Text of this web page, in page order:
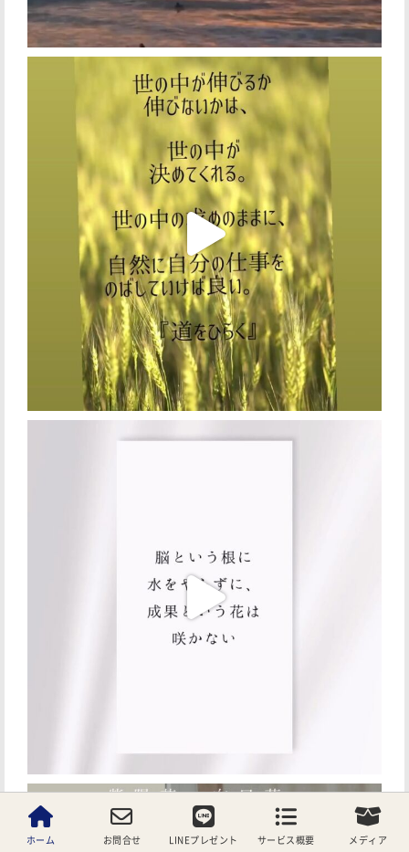
ホーム お問合せ LINEプレゼント サービス概要 メディア